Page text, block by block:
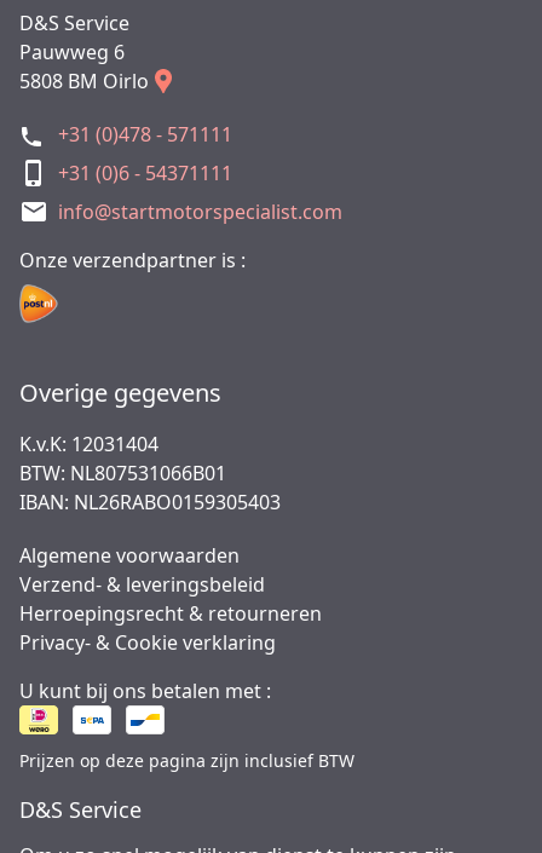
D&S Service
Pauwweg 6
5808 BM Oirlo
+31 (0)478 - 571111
+31 (0)6 - 54371111
info@startmotorspecialist.com
Onze verzendpartner is :
Overige gegevens
K.v.K: 12031404
BTW: NL807531066B01
IBAN: NL26RABO0159305403
Algemene voorwaarden
Verzend- & leveringsbeleid
Herroepingsrecht & retourneren
Privacy- & Cookie verklaring
U kunt bij ons betalen met :
Prijzen op deze pagina zijn inclusief BTW
D&S Service